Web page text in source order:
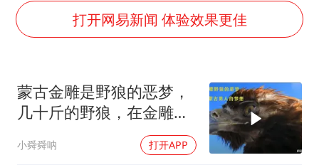
周星驰妈妈现身香港首映礼
上海地铁4条线路全线停运
56岁刘奕君跟13岁女儿合跳
三预警齐发 11个省份有大到暴雨
“还不如不放假”
打开网易新闻 体验效果更佳
蒙古金雕是野狼的恶梦，
几十斤的野狼，在金雕爪
小舜舜呐 打开APP